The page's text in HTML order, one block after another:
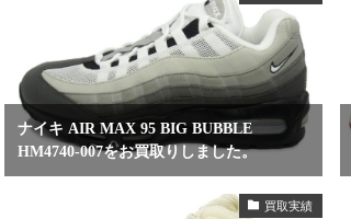
ナイキ AIR MAX 95 BIG BUBBLE
HM4740-007をお買取りしました。
買取実績